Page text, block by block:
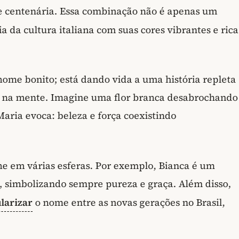
Essa combinação não é apenas um
da cultura italiana com suas cores vibrantes e rica
bonito; está dando vida a uma história repleta
mente. Imagine uma flor branca desabrochando
evoca: beleza e força coexistindo
em várias esferas. Por exemplo, Bianca é um
simbolizando sempre pureza e graça. Além disso,
o nome entre as novas gerações no Brasil,